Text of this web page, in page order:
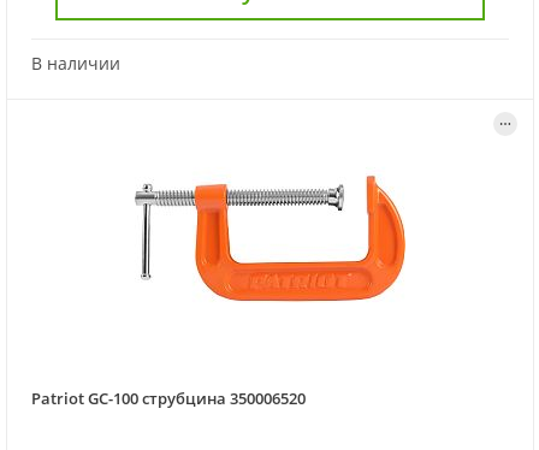
В наличии
Patriot GC-100 струбцина 350006520